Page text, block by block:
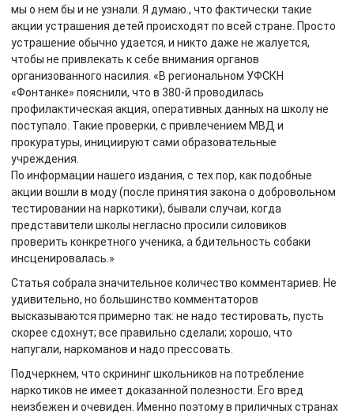
мы о нем бы и не узнали. Я думаю., что фактически такие
акции устрашения детей происходят по всей стране. Просто
устрашение обычно удается, и никто даже не жалуется,
чтобы не привлекать к себе внимания органов
организованного насилия. «В региональном УФСКН
«Фонтанке» пояснили, что в 380-й проводилась
профилактическая акция, оперативных данных на школу не
поступало. Такие проверки, с привлечением МВД и
прокуратуры, инициируют сами образовательные
учреждения.
По информации нашего издания, с тех пор, как подобные
акции вошли в моду (после принятия закона о добровольном
тестировании на наркотики), бывали случаи, когда
представители школы негласно просили силовиков
проверить конкретного ученика, а бдительность собаки
инсценировалась.»
Статья собрала значительное количество комментариев. Не
удивительно, но большинство комментаторов
высказываются примерно так: не надо тестировать, пусть
скорее сдохнут; все правильно сделали; хорошо, что
напугали, наркоманов и надо прессовать.
Подчеркнем, что скрининг школьников на потребление
наркотиков не имеет доказанной полезности. Его вред
неизбежен и очевиден. Именно поэтому в приличных странах